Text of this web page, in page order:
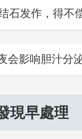
石发作，得不
会影响胆汁分
現早處理